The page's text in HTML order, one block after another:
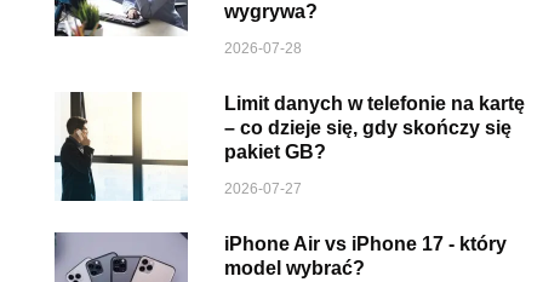
wygrywa?
2026-07-28
Limit danych w telefonie na kartę
– co dzieje się, gdy skończy się
pakiet GB?
2026-07-27
iPhone Air vs iPhone 17 - który
model wybrać?